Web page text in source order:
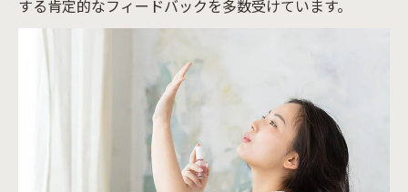
する肯定的なフィードバックを多数受けています。